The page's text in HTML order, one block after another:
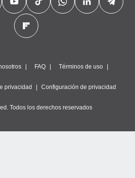
FAQ Términos de uso
privacidad Configuración de privacidad
Todos los derechos reservados